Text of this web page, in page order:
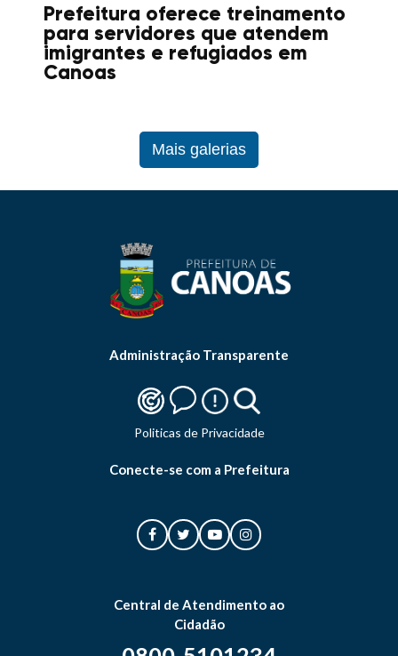
Prefeitura oferece treinamento
para servidores que atendem
imigrantes e refugiados em
Canoas
Mais galerias
Administração Transparente
Politicas de Privacidade
Conecte-se com a Prefeitura
Central de Atendimento ao
Cidadão